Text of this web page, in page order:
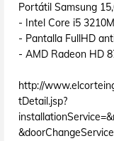
Portátil Samsung
- Intel Core i5 3210M
- Pantalla FullHD
- AMD Radeon HD
http://
tDetail.jsp?